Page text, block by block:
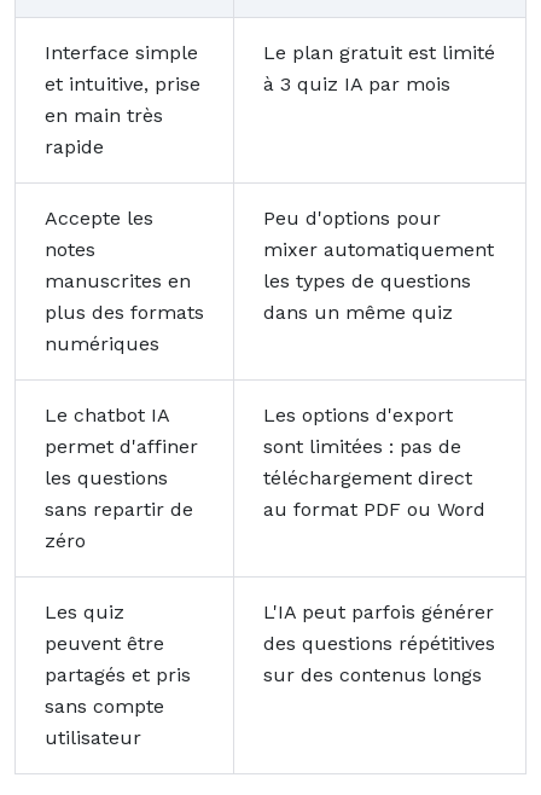
Interface simple
et intuitive, prise
en main très
rapide
Le plan gratuit est limité
à 3 quiz IA par mois
Accepte les
notes
manuscrites en
plus des formats
numériques
Peu d'options pour
mixer automatiquement
les types de questions
dans un même quiz
Le chatbot IA
permet d'affiner
les questions
sans repartir de
zéro
Les options d'export
sont limitées : pas de
téléchargement direct
au format PDF ou Word
Les quiz
peuvent être
partagés et pris
sans compte
utilisateur
L'IA peut parfois générer
des questions répétitives
sur des contenus longs